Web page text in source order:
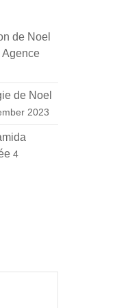
de Noel
de Noel
2023
4